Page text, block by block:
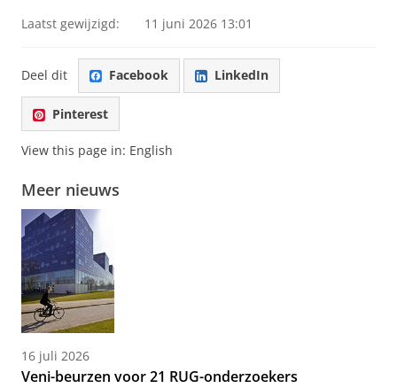
Laatst gewijzigd: 11 juni 2026 13:01
Deel dit Facebook LinkedIn
Pinterest
View this page in: English
Meer nieuws
16 juli 2026
Veni-beurzen voor 21 RUG-onderzoekers